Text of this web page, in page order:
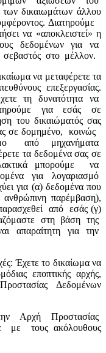
των δικαιωμάτων άλλου
Διατηρούμε
να «αποκλειστεί» η
δεδομένων για
να
σεβαστός στο μέλλον.
να μεταφέρετε τα
επεξεργασίας.
τη δυνατότητα να
για εσάς
σε
του δικαιώματός σας
σε δομημένο,
κοινώς
από
μηχανήματα
τα δεδομένα σας σε
μπορούμε
να
για
λογαριασμό
για (α) δεδομένα που
ανθρώπινη παρέμβαση),
από εσάς (γ)
στη βάση της
απαραίτητη για
την
Έχετε το δικαίωμα να
εποπτικής αρχής,
Δεδομένων
Αρχή
Προστασίας
με
τους ακόλουθους